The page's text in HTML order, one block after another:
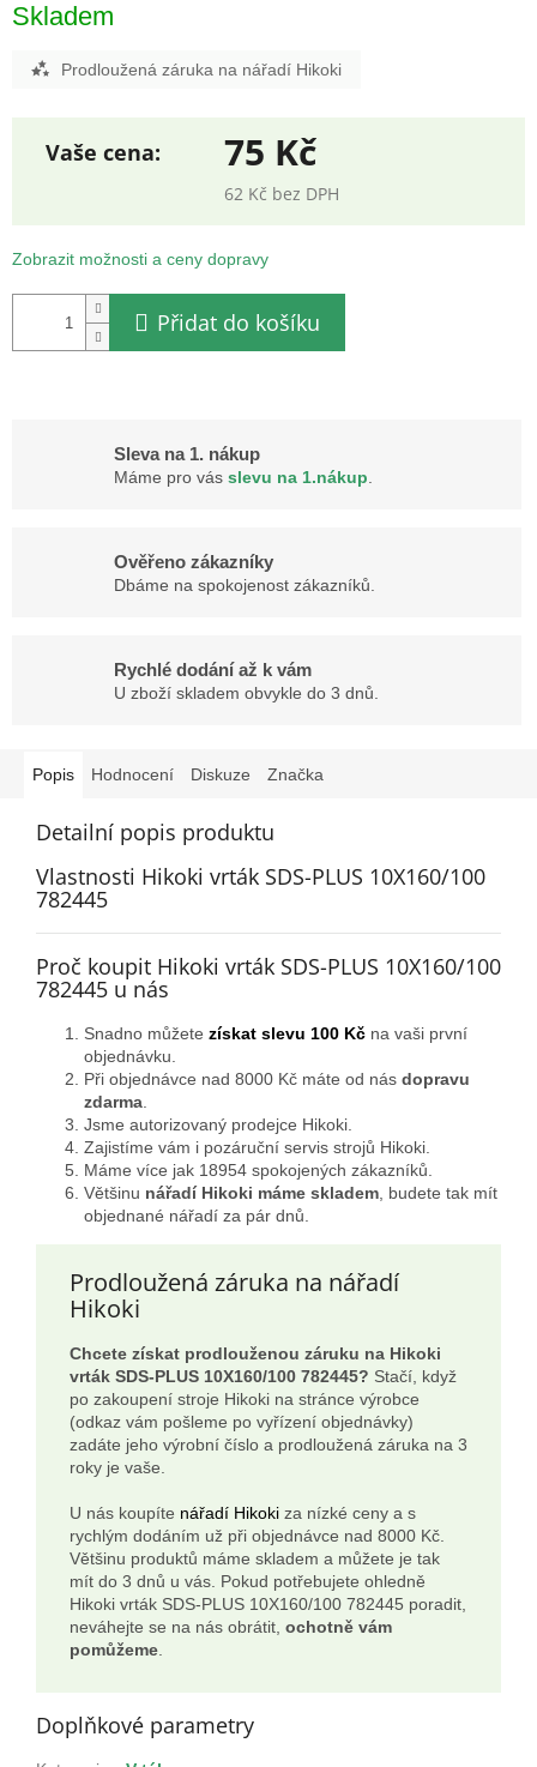
Skladem
Prodloužená záruka na nářadí Hikoki
75 Kč
62 Kč bez DPH
cena:
Zobrazit možnosti a ceny dopravy
Přidat do košíku
Sleva na 1. nákup
Máme pro vás slevu na 1.nákup
Ověřeno zákazníky
Dbáme na spokojenost zákazníků.
Rychlé dodání až k vám
U zboží skladem obvykle do 3 dnů.
Popis Hodnocení Diskuze Značka
Detailní popis produktu
Vlastnosti Hikoki vrták SDS-PLUS 10X160/100
782445
Proč koupit Hikoki vrták SDS-PLUS 10X160/100
782445 u nás
Snadno můžete získat slevu 100 Kč na vaši první
objednávku.
Při objednávce nad 8000 Kč máte od nás dopravu
zdarma
Jsme autorizovaný prodejce Hikoki.
Zajistíme vám i pozáruční servis strojů Hikoki.
Máme více jak 18954 spokojených zákazníků.
Většinu nářadí Hikoki máme skladem , budete tak mít
objednané nářadí za pár dnů.
Prodloužená záruka na nářadí
Hikoki
Chcete získat prodlouženou záruku na Hikoki
vrták SDS-PLUS 10X160/100 782445? Stačí, když
po zakoupení stroje Hikoki na stránce výrobce
(odkaz vám pošleme po vyřízení objednávky)
zadáte jeho výrobní číslo a prodloužená záruka na 3
roky je vaše.
U nás koupíte nářadí Hikoki za nízké ceny a s
rychlým dodáním už při objednávce nad 8000 Kč.
Většinu produktů máme skladem a můžete je tak
mít do 3 dnů u vás. Pokud potřebujete ohledně
Hikoki vrták SDS-PLUS 10X160/100 782445 poradit,
neváhejte se na nás obrátit, ochotně vám
pomůžeme
Doplňkové parametry